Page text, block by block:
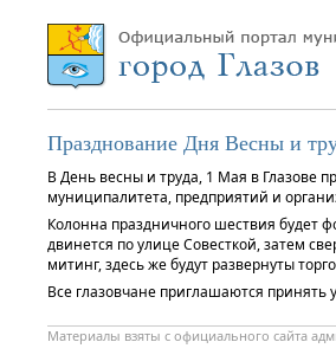
Празднование Дня Весны и
В День весны и труда, 1 Мая в Глазове
муниципалитета, предприятий и
Колонна праздничного шествия будет
двинется по улице Совесткой, затем
митинг, здесь же будут развернуты
Все глазовчане приглашаются
Материалы взяты с официального сайта